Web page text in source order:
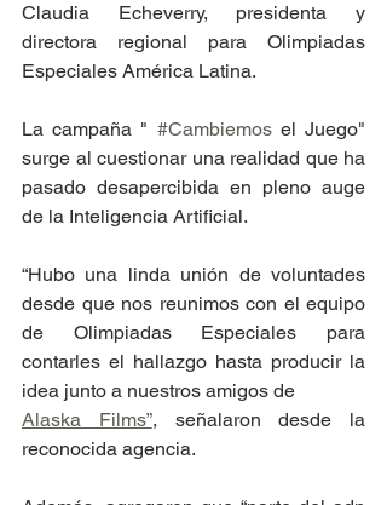
Claudia Echeverry, presidenta y
directora regional para Olimpiadas
Especiales América Latina.
La campaña " #Cambiemos el Juego"
surge al cuestionar una realidad que ha
pasado desapercibida en pleno auge
de la Inteligencia Artificial.
“Hubo una linda unión de voluntades
desde que nos reunimos con el equipo
de Olimpiadas Especiales para
contarles el hallazgo hasta producir la
idea junto a nuestros amigos de
Alaska Films”, señalaron desde la
reconocida agencia.